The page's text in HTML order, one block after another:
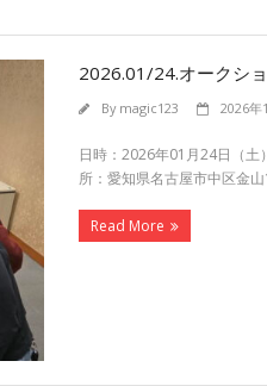
2026.01/24.オークシ
By magic123 2026年
日時：2026年01月24日（
所：愛知県名古屋市中区金
Read More